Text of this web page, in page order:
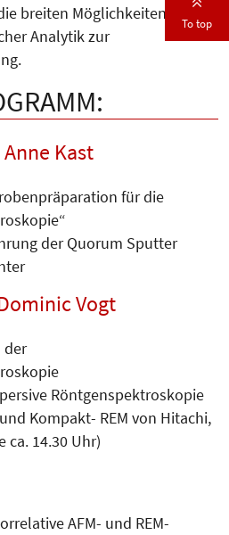
breiten Möglichkeiten
Analytik zur
Kast
für die
der Quorum Sputter
Vogt
der
Röntgenspektroskopie
Kompakt- REM von Hitachi,
ca. 14.30 Uhr)
AFM- und REM-
To top